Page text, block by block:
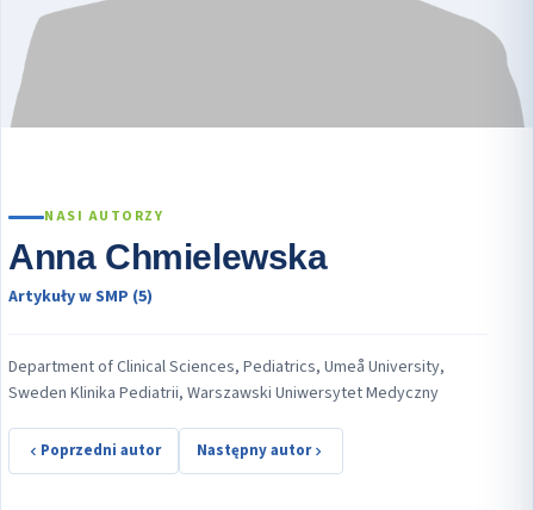
NASI AUTORZY
Anna Chmielewska
Artykuły w SMP (5)
Department of Clinical Sciences, Pediatrics, Umeå University,
Sweden Klinika Pediatrii, Warszawski Uniwersytet Medyczny
Poprzedni autor Następny autor